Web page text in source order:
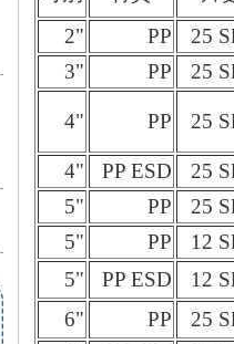
2"
PP
25
3"
PP 25
4" PP 25
4" PP ESD
25
5"
PP
25
5"
PP
12
5"
PP ESD
12
6"
PP
25